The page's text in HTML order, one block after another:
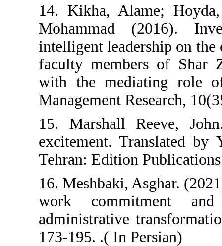
14. Kikha,
Mohammad
intelligent
faculty
with the
Management
15. Marshall
excitement.
Tehran: Edition
16. Meshbaki,
work
administrative
173-195. .( In